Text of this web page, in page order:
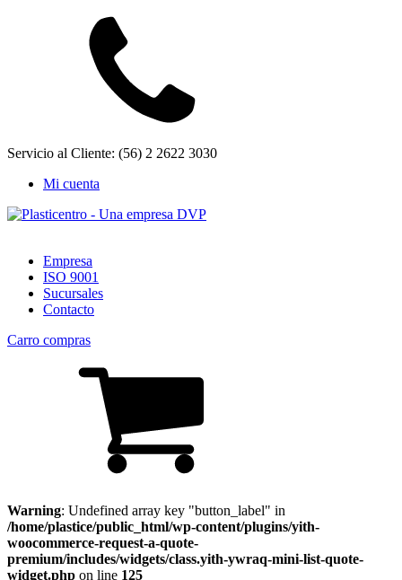
Servicio al Cliente: (56) 2 2622 3030
Mi cuenta
Empresa
ISO 9001
Sucursales
Contacto
Carro compras
Warning: Undefined array key "button_label" in
/home/plastice/public_html/wp-content/plugins/yith-
woocommerce-request-a-quote-
premium/includes/widgets/class.yith-ywraq-mini-list-quote-
widget.php on line 125